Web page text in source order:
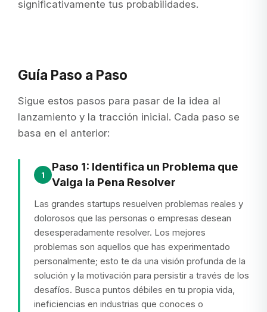
significativamente tus probabilidades.
Guía Paso a Paso
Sigue estos pasos para pasar de la idea al
lanzamiento y la tracción inicial. Cada paso se
basa en el anterior:
1
Paso 1: Identifica un Problema que
Valga la Pena Resolver
Las grandes startups resuelven problemas reales y
dolorosos que las personas o empresas desean
desesperadamente resolver. Los mejores
problemas son aquellos que has experimentado
personalmente; esto te da una visión profunda de la
solución y la motivación para persistir a través de los
desafíos. Busca puntos débiles en tu propia vida,
ineficiencias en industrias que conoces o